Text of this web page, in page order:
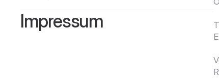
Impressum